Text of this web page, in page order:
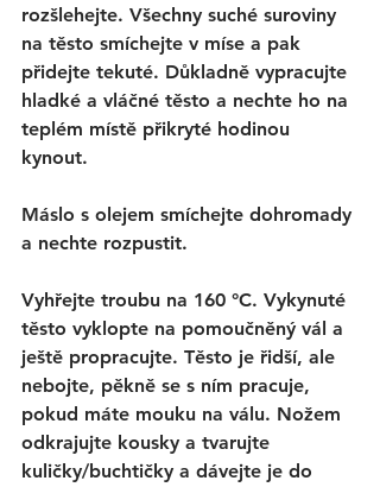
rozšlehejte. Všechny suché suroviny
na těsto smíchejte v míse a pak
přidejte tekuté. Důkladně vypracujte
hladké a vláčné těsto a nechte ho na
teplém místě přikryté hodinou
kynout.
Máslo s olejem smíchejte dohromady
a nechte rozpustit.
Vyhřejte troubu na 160 °C. Vykynuté
těsto vyklopte na pomoučněný vál a
ještě propracujte. Těsto je řidší, ale
nebojte, pěkně se s ním pracuje,
pokud máte mouku na válu. Nožem
odkrajujte kousky a tvarujte
kuličky/buchtičky a dávejte je do